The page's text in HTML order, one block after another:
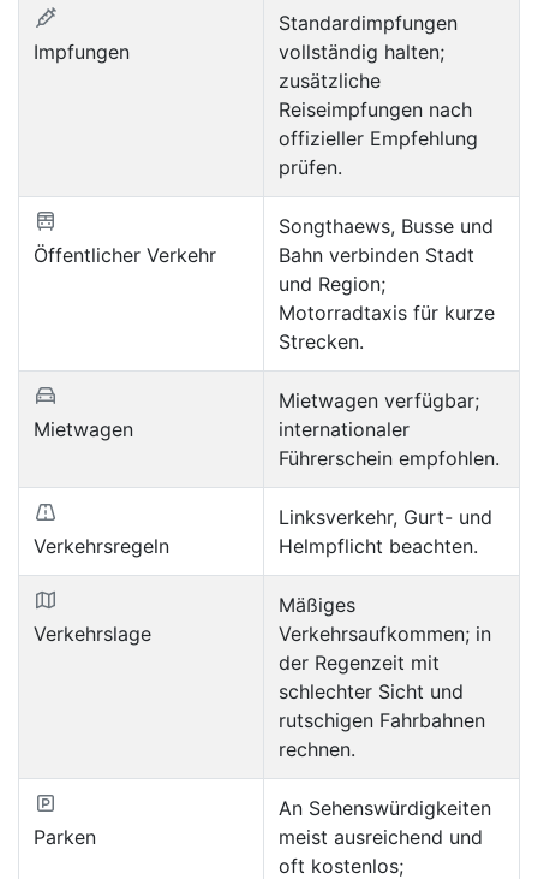
Impfungen
Standardimpfungen
vollständig halten;
zusätzliche
Reiseimpfungen nach
offizieller Empfehlung
prüfen.
Öffentlicher Verkehr
Songthaews, Busse und
Bahn verbinden Stadt
und Region;
Motorradtaxis für kurze
Strecken.
Mietwagen
Mietwagen verfügbar;
internationaler
Führerschein empfohlen.
Verkehrsregeln
Linksverkehr, Gurt- und
Helmpflicht beachten.
Verkehrslage
Mäßiges
Verkehrsaufkommen; in
der Regenzeit mit
schlechter Sicht und
rutschigen Fahrbahnen
rechnen.
Parken
An Sehenswürdigkeiten
meist ausreichend und
oft kostenlos;